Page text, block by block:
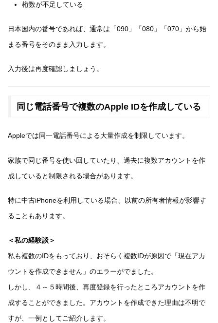
桁数が不足している
日本国内の番号であれば、通常は「090」「080」「070」から始
まる番号をそのまま入力します。
入力後は再度確認しましょう。
同じ電話番号で複数のApple IDを作成している
Appleでは同一電話番号による大量作成を制限しています。
家族で同じ番号を使い回していたり、過去に複数アカウントを作
成していると制限される場合があります。
特に中古iPhoneを利用している場合、以前の所有者情報が影響す
ることもあります。
＜私の経験談＞
私も複数のIDをもっており、おそらく複数IDが原因で「現在アカ
ウントを作成できません」のエラーがでました。
しかし、４～５時間後、再度登録を行ったところアカウントを作
成することができました。アカウントを作成できた理由は不明で
すが、一例としてご紹介します。